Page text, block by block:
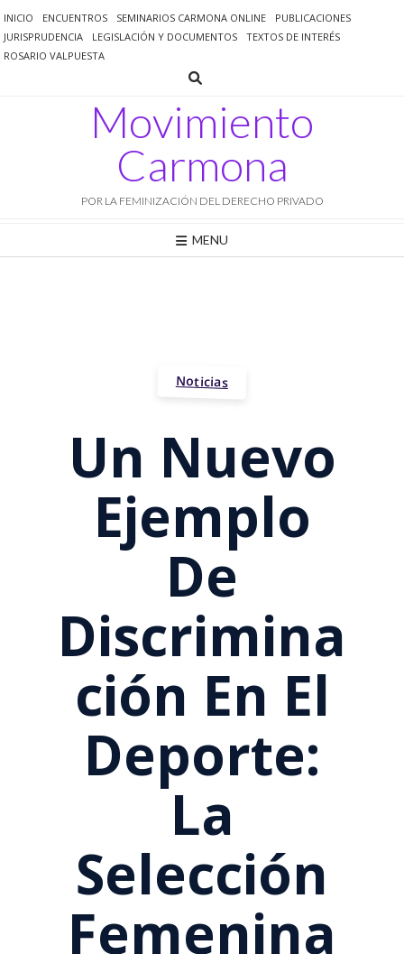
al
contenido
INICIO ENCUENTROS SEMINARIOS CARMONA ONLINE
PUBLICACIONES
JURISPRUDENCIA
LEGISLACIÓN Y DOCUMENTOS
TEXTOS DE INTERÉS
ROSARIO VALPUESTA
Movimiento
Carmona
POR LA FEMINIZACIÓN DEL DERECHO PRIVADO
MENU
Noticias
Un Nuevo
Ejemplo
De
Discrimina
Ción En El
Deporte:
La
Selección
Femenina